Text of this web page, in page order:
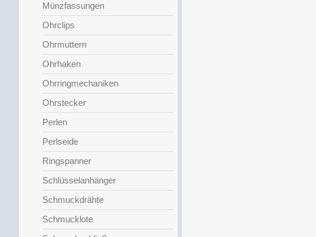
Münzfassungen
Ohrclips
Ohrmuttern
Ohrhaken
Ohrringmechaniken
Ohrstecker
Perlen
Perlseide
Ringspanner
Schlüsselanhänger
Schmuckdrähte
Schmucklote